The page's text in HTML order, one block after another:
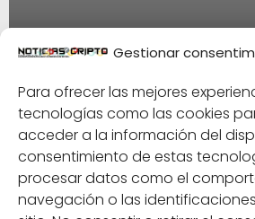
Gestionar
Para ofrecer las mejores
tecnologías como las cookies
acceder a la información del
consentimiento de estas
procesar datos como el
navegación o las
China aprovecha la
blockchain para